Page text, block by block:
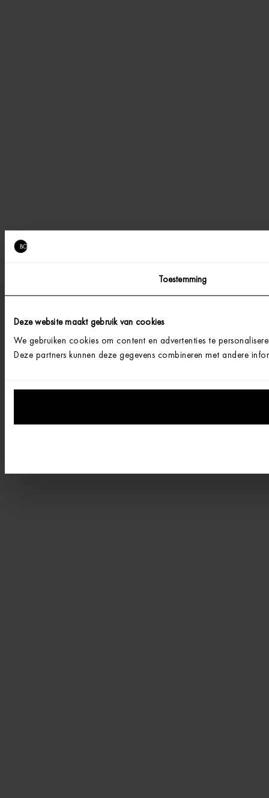
Toestemming
Deze website maakt gebruik van cookies
We gebruiken cookies om content en advertenties te
Deze partners kunnen deze gegevens combineren met andere